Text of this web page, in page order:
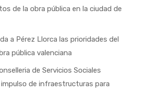
de la obra pública en la ciudad de
a Pérez Llorca las prioridades del
pública valenciana
de Servicios Sociales
de infraestructuras para